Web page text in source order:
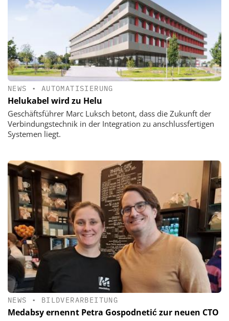
NEWS • AUTOMATISIERUNG
Helukabel wird zu Helu
Geschäftsführer Marc Luksch betont, dass die Zukunft der
Verbindungstechnik in der Integration zu anschlussfertigen
Systemen liegt.
NEWS • BILDVERARBEITUNG
Medabsy ernennt Petra Gospodnetić zur neuen CTO